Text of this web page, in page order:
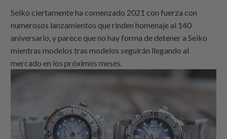
Seiko ciertamente ha comenzado 2021 con fuerza con
numerosos lanzamientos que rinden homenaje al 140
aniversario, y parece que no hay forma de detener a Seiko
mientras modelos tras modelos seguirán llegando al
mercado en los próximos meses.